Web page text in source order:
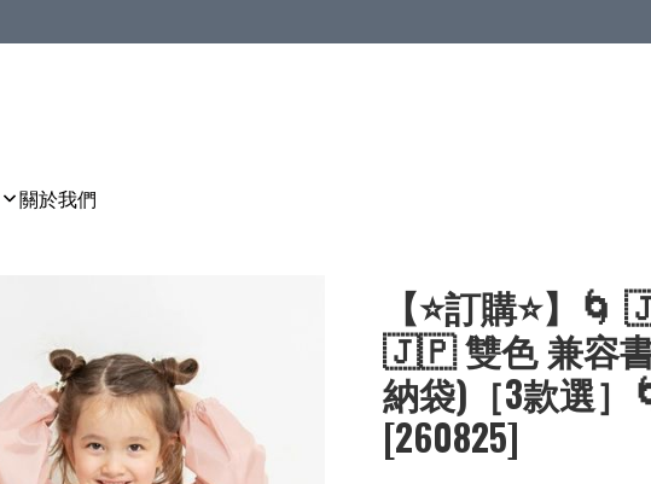
關於我們
【⭐訂購⭐】
🇯🇵 雙色 兼容
納袋)［3款選］
[260825]